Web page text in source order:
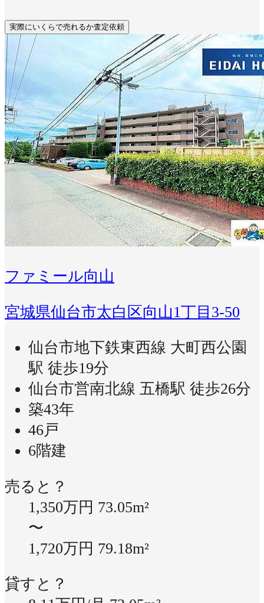
実際にいくらで売れるか査定依頼
ファミール向山
宮城県仙台市太白区向山1丁目3-50
仙台市地下鉄東西線 大町西公園
駅 徒歩19分
仙台市営南北線 五橋駅 徒歩26分
築43年
46戸
6階建
売ると？
1,350万円 73.05m²
〜
1,720万円 79.18m²
貸すと？